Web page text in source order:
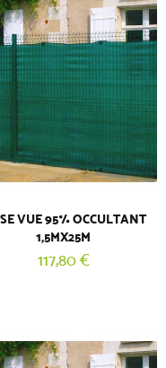
VUE 95% OCCULTANT
1,5MX25M
117,80 €